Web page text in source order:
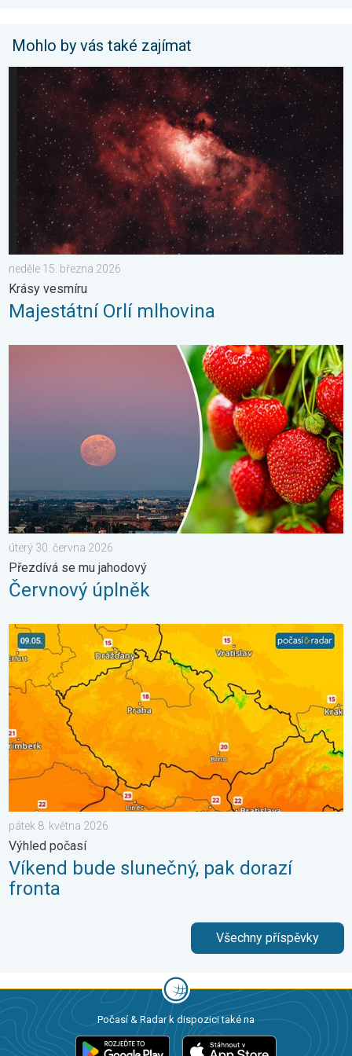
Mohlo by vás také zajímat
Majestátní Orlí mlhovina. Krásy vesmíru. . . neděle 15. března
neděle 15. března 2026
Krásy vesmíru
Majestátní Orlí mlhovina
Červnový úplněk. Přezdívá se mu jahodový. . . úterý 30.
úterý 30. června 2026
Přezdívá se mu jahodový
Červnový úplněk
Víkend bude slunečný, pak dorazí fronta. Výhled počasí. . .
pátek 8. května 2026
Výhled počasí
Víkend bude slunečný, pak dorazí
fronta
Všechny příspěvky
Počasí & Radar k dispozici také na